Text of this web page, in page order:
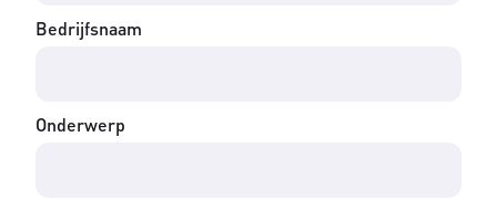
Bedrijfsnaam
Onderwerp